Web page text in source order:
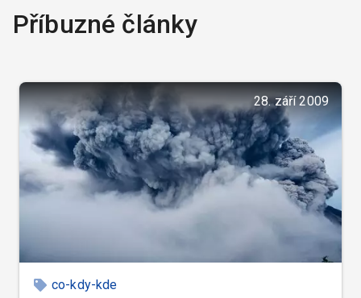
Příbuzné články
28. září 2009
co-kdy-kde